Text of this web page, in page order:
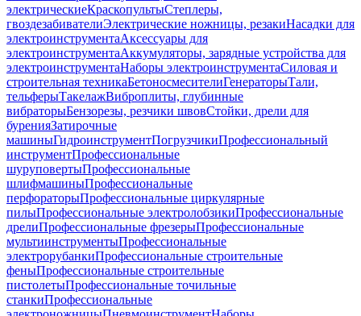
электрическиеКраскопультыСтеплеры,
гвоздезабивателиЭлектрические ножницы, резакиНасадки для
электроинструментаАксессуары для
электроинструментаАккумуляторы, зарядные устройства для
электроинструментаНаборы электроинструментаСиловая и
строительная техникаБетоносмесителиГенераторыТали,
тельферыТакелажВиброплиты, глубинные
вибраторыБензорезы, резчики швовСтойки, дрели для
буренияЗатирочные
машиныГидроинструментПогрузчикиПрофессиональный
инструментПрофессиональные
шуруповертыПрофессиональные
шлифмашиныПрофессиональные
перфораторыПрофессиональные циркулярные
пилыПрофессиональные электролобзикиПрофессиональные
дрелиПрофессиональные фрезерыПрофессиональные
мультиинструментыПрофессиональные
электрорубанкиПрофессиональные строительные
феныПрофессиональные строительные
пистолетыПрофессиональные точильные
станкиПрофессиональные